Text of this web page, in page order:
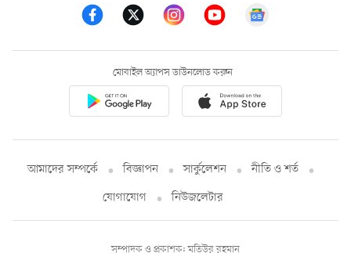
মোবাইল অ্যাপস ডাউনলোড করুন
আমাদের সম্পর্কে বিজ্ঞাপন সার্কুলেশন
নীতি ও শর্ত
যোগাযোগ
নিউজলেটার
সম্পাদক ও প্রকাশক: মতিউর রহমান